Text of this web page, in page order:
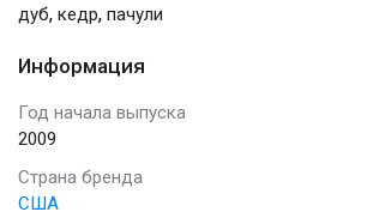
дуб, кедр, пачули
Информация
Год начала выпуска
2009
Страна бренда
США